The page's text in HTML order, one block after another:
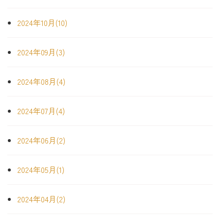
2024年10月(10)
2024年09月(3)
2024年08月(4)
2024年07月(4)
2024年06月(2)
2024年05月(1)
2024年04月(2)